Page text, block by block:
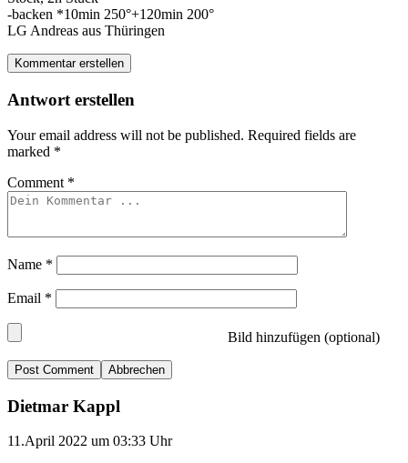
-backen *10min 250°+120min 200°
LG Andreas aus Thüringen
Kommentar erstellen
Antwort erstellen
Your email address will not be published. Required fields are
marked *
Comment *
Name *
Email *
Bild hinzufügen (optional)
Abbrechen
Dietmar Kappl
11.April 2022 um 03:33 Uhr